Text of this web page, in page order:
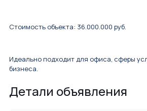
Стоимость объекта: 36.000.000 руб.
Идеально подходит для офиса, сферы
бизнеса.
Детали объявления